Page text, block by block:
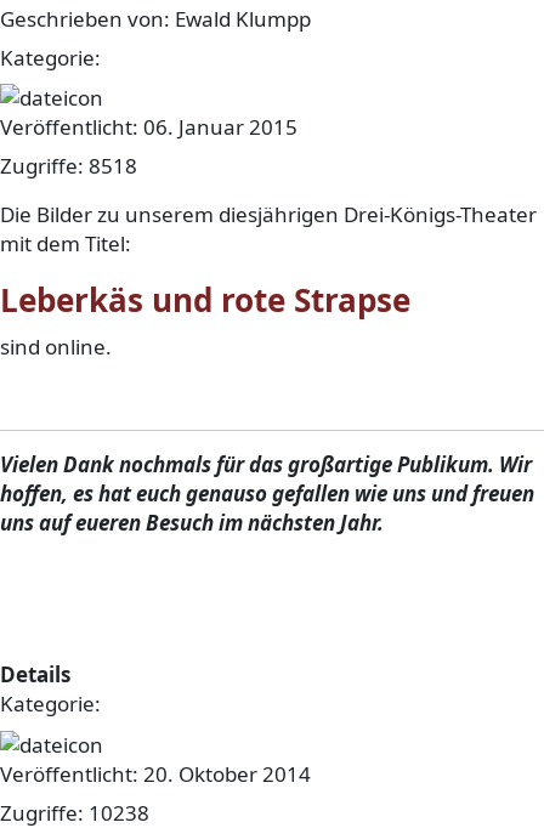
Geschrieben von: Ewald Klumpp
Kategorie:
Veröffentlicht: 06. Januar 2015
Zugriffe: 8518
Die Bilder zu unserem diesjährigen Drei-Königs-Theater
mit dem Titel:
Leberkäs und rote Strapse
sind online.
Vielen Dank nochmals für das großartige Publikum. Wir
hoffen, es hat euch genauso gefallen wie uns und freuen
uns auf eueren Besuch im nächsten Jahr.
Details
Kategorie:
Veröffentlicht: 20. Oktober 2014
Zugriffe: 10238